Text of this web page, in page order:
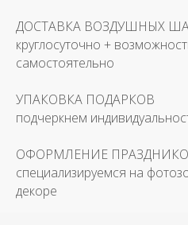
ДОСТАВКА ВОЗДУШНЫХ
круглосуточно +
самостоятельно
УПАКОВКА ПОДАРКОВ
подчеркнем
ОФОРМЛЕНИЕ
специализируемся на
декоре